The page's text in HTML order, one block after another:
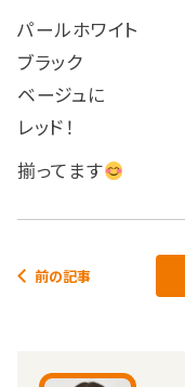
パールホワイト
ブラック
ベージュに
レッド！
揃ってます
前の記事